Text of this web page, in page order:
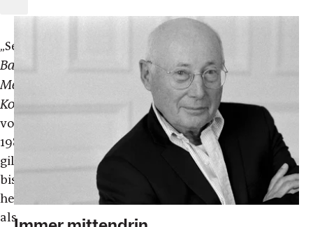
„Sein
Baader
Meinhof
Komplex
von
1985
gilt
bis
heute
als